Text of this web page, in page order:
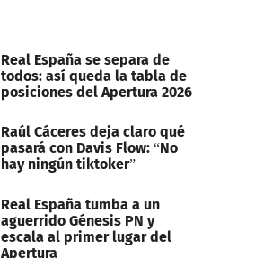
Real España se separa de
todos: así queda la tabla de
posiciones del Apertura 2026
Raúl Cáceres deja claro qué
pasará con Davis Flow: “No
hay ningún tiktoker”
Real España tumba a un
aguerrido Génesis PN y
escala al primer lugar del
Apertura